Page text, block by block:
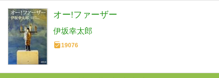
オー!ファーザー
伊坂幸太郎
19076